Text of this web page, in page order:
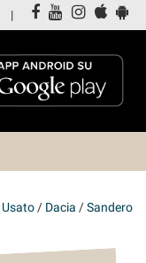
Usato / Dacia /Sandero